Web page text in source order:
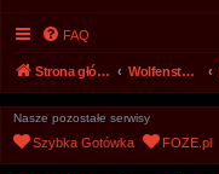
FAQ
Strona główna Wolfenstein.pl - Archiwum forum 2008 - 2017
Nasze pozostałe serwisy
Szybka Gotówka FOZE.pl